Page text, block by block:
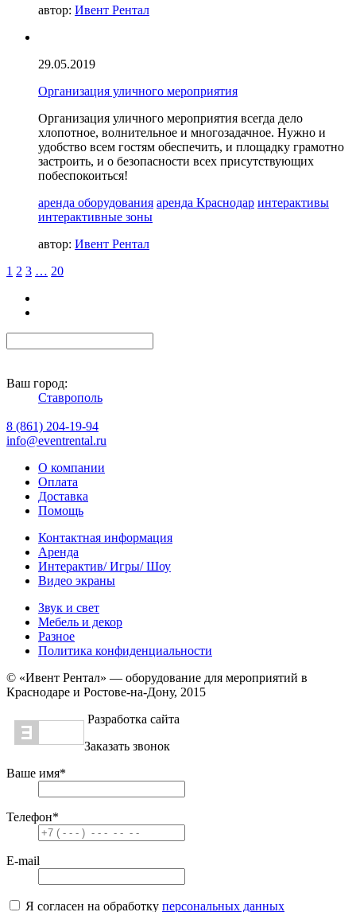
автор: Ивент Рентал
29.05.2019
Организация уличного мероприятия
Организация уличного мероприятия всегда дело
хлопотное, волнительное и многозадачное. Нужно и
удобство всем гостям обеспечить, и площадку грамотно
застроить, и о безопасности всех присутствующих
побеспокоиться!
аренда оборудования аренда Краснодар интерактивы
интерактивные зоны
автор: Ивент Рентал
1 2 3 … 20
Ваш город:
Ставрополь
8 (861) 204-19-94
info@eventrental.ru
О компании
Оплата
Доставка
Помощь
Контактная информация
Аренда
Интерактив/ Игры/ Шоу
Видео экраны
Звук и свет
Мебель и декор
Разное
Политика конфиденциальности
© «Ивент Рентал» — оборудование для мероприятий в
Краснодаре и Ростове-на-Дону, 2015
Разработка сайта
Заказать звонок
Ваше имя*
Телефон*
E-mail
Я согласен на обработку персональных данных